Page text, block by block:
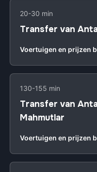
20-30 min
Transfer van
Voertuigen en prijzen
130-155 min
Transfer van
Mahmutlar
Voertuigen en prijzen